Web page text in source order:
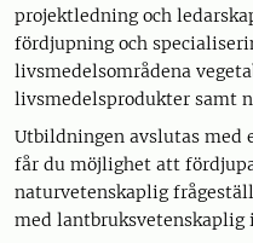
projektledning och
fördjupning och
livsmedelsområdena
livsmedelsprodukter samt
Utbildningen avslutas med
får du möjlighet att
naturvetenskaplig
med